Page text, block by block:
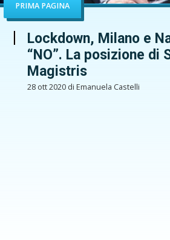
PRIMA PAGINA
Lockdown, Milano e
“NO”. La posizione di
Magistris
28 ott 2020 di Emanuela Castelli